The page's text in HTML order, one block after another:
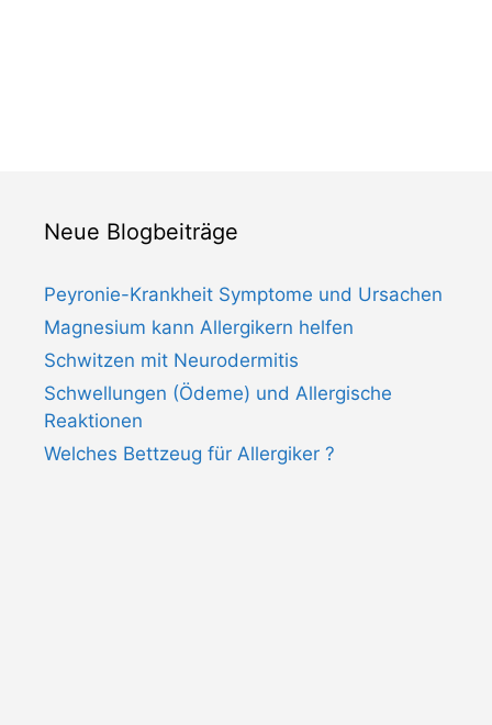
Neue Blogbeiträge
Peyronie-Krankheit Symptome und Ursachen
Magnesium kann Allergikern helfen
Schwitzen mit Neurodermitis
Schwellungen (Ödeme) und Allergische
Reaktionen
Welches Bettzeug für Allergiker ?